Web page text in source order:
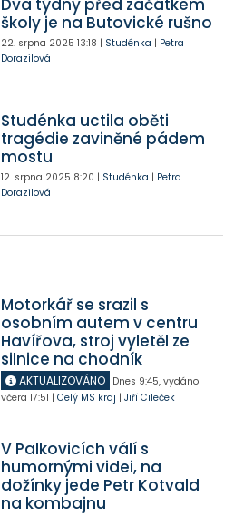
školy je na Butovické rušno
22. srpna 2025 13:18 | Studénka | Petra
Dorazilová
Studénka uctila oběti
tragédie zaviněné pádem
mostu
12. srpna 2025 8:20 | Studénka | Petra
Dorazilová
Motorkář se srazil s
osobním autem v centru
Havířova, stroj vyletěl ze
silnice na chodník
AKTUALIZOVÁNO Dnes 9:45, vydáno
včera 17:51 | Celý MS kraj | Jiří Cileček
V Palkovicích válí s
humornými videi, na
dožínky jede Petr Kotvald
na kombajnu